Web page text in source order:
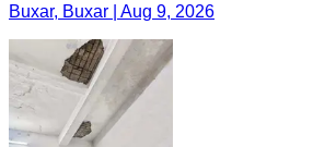
Buxar, Buxar | Aug 9, 2026